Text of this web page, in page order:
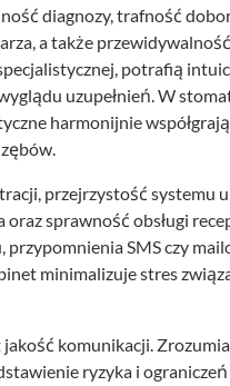
diagnozy, trafność
a także
potrafią
uzupełnień. W
harmonijnie
przejrzystość systemu
sprawność obsługi
SMS czy
minimalizuje stres
komunikacji.
ryzyka i ograniczeń